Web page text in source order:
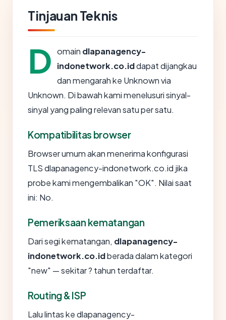
Tinjauan Teknis
D omain dlapanagency-
indonetwork.co.iddapat dijangkau
dan mengarah ke Unknown via
Unknown. Di bawah kami menelusuri sinyal-
sinyal yang paling relevan satu per satu.
Kompatibilitas browser
Browser umum akan menerima konfigurasi
TLS dlapanagency-indonetwork.co.id jika
probe kami mengembalikan "OK". Nilai saat
ini: No.
Pemeriksaan kematangan
Dari segi kematangan, dlapanagency-
indonetwork.co.idberada dalam kategori
"new" — sekitar ? tahun terdaftar.
Routing & ISP
Lalu lintas ke dlapanagency-